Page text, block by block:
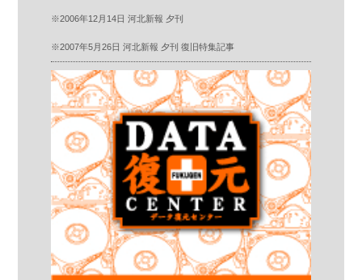
※2006年12月14日 河北新報 夕刊
※2007年5月26日 河北新報 夕刊 復旧特集記事